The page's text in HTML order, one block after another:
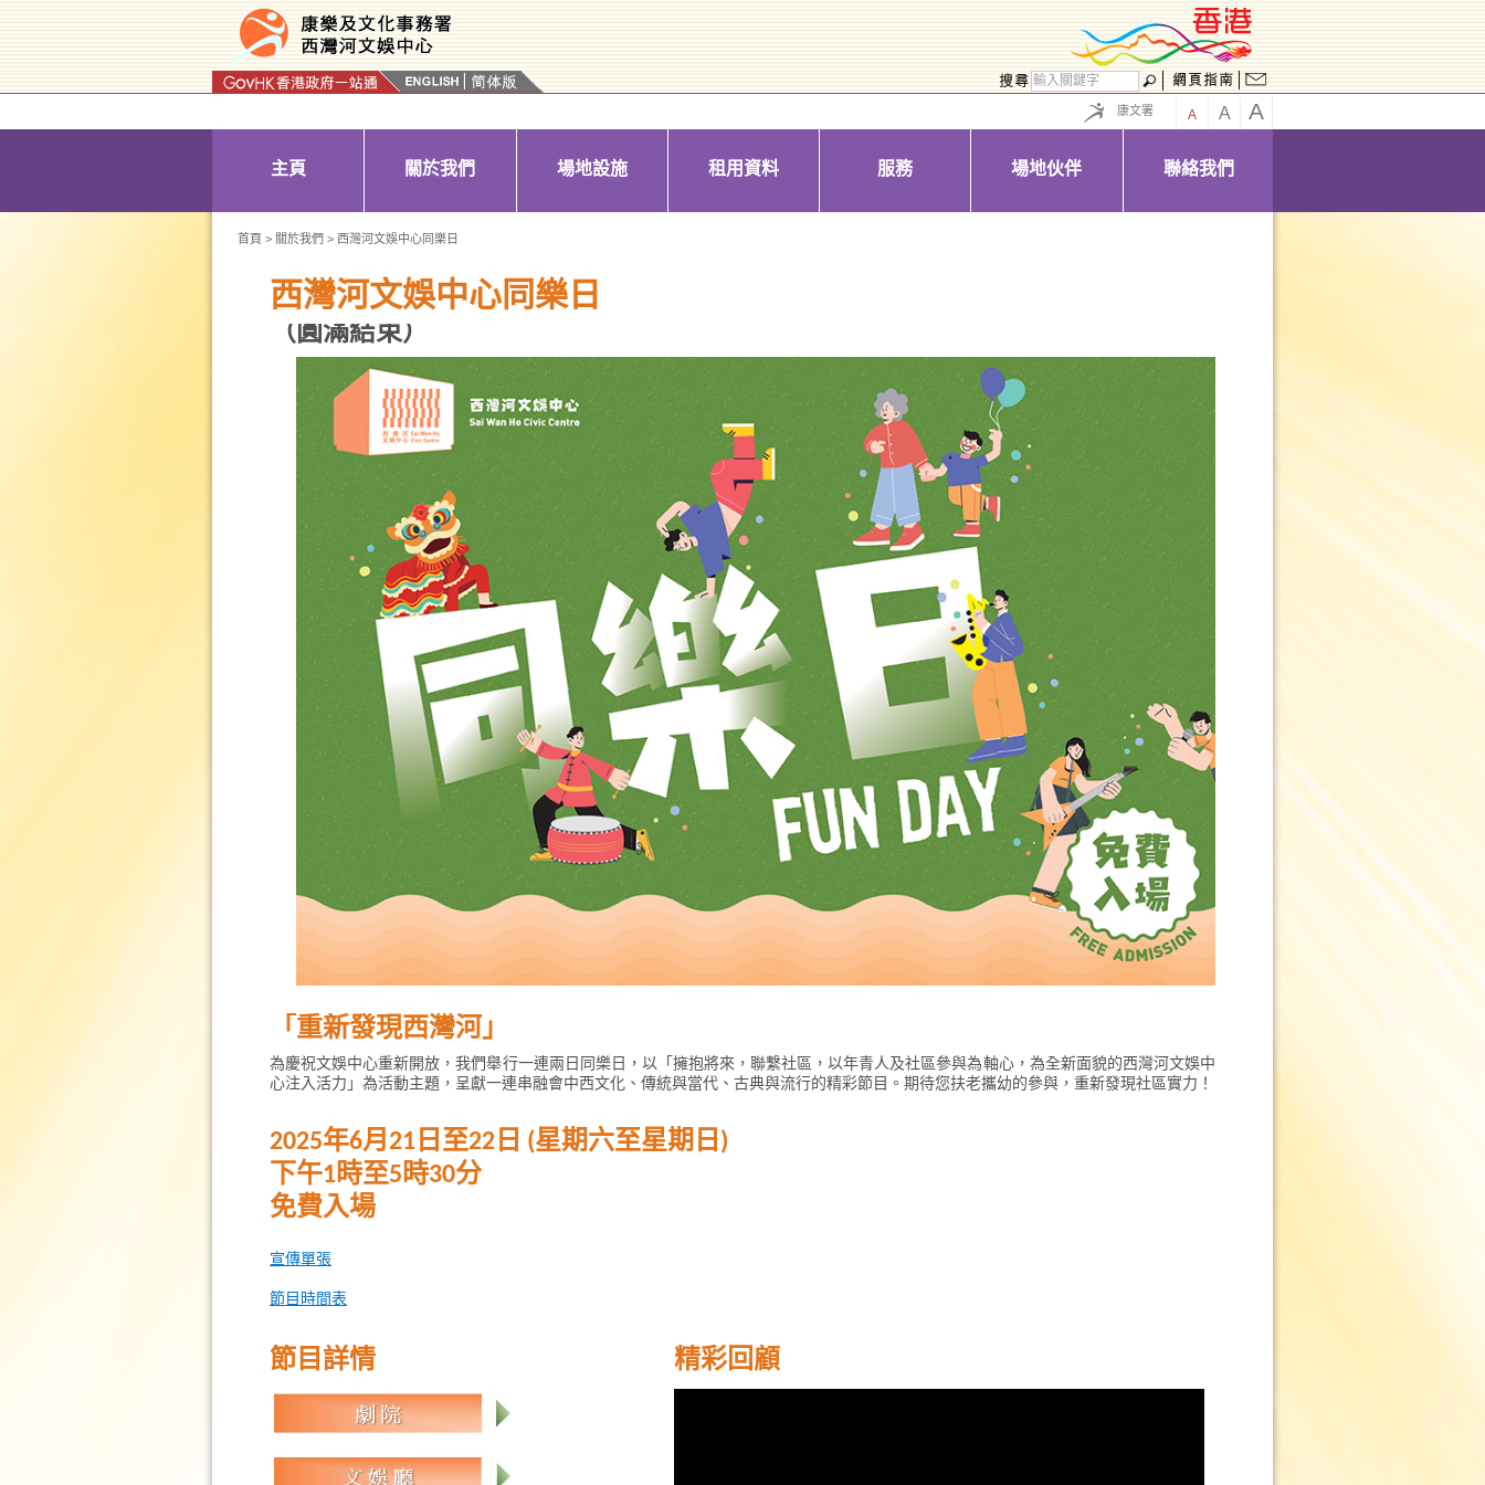
康文署 A A A
主頁 關於我們 場地設施 租用資料 服務 場地伙伴 聯絡我們
首頁 > 關於我們 > 西灣河文娛中心同樂日
西灣河文娛中心同樂日
（圓滿結束）
「重新發現西灣河」
為慶祝文娛中心重新開放，我們舉行一連兩日同樂日，以「擁抱將來，聯繫社區，以年青人及社區參與為軸心，為全新面貌的西灣河文娛中
心注入活力」為活動主題，呈獻一連串融會中西文化、傳統與當代、古典與流行的精彩節目。期待您扶老攜幼的參與，重新發現社區實力！
2025年6月21日至22日 (星期六至星期日)
下午1時至5時30分
免費入場
宣傳單張
節目時間表
節目詳情 精彩回顧